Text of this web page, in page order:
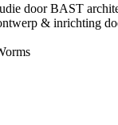
door BAST
& inrichting